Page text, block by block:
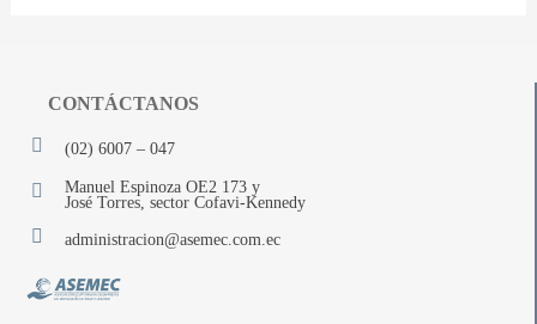
CONTÁCTANOS
(02) 6007 – 047
Manuel Espinoza OE2 173 y
José Torres, sector Cofavi-Kennedy
administracion@asemec.com.ec